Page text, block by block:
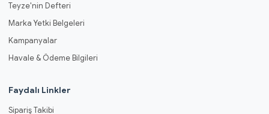
Teyze'nin Defteri
Marka Yetki Belgeleri
Kampanyalar
Havale & Ödeme Bilgileri
Faydalı Linkler
Sipariş Takibi